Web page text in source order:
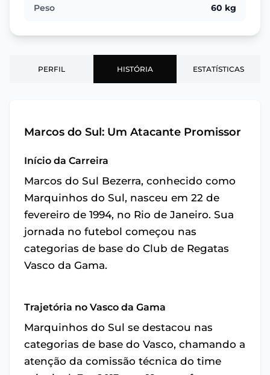
Peso 60 kg
PERFIL HISTÓRIA ESTATÍSTICAS
Marcos do Sul: Um Atacante Promissor
Início da Carreira
Marcos do Sul Bezerra, conhecido como
Marquinhos do Sul, nasceu em 22 de
fevereiro de 1994, no Rio de Janeiro. Sua
jornada no futebol começou nas
categorias de base do Club de Regatas
Vasco da Gama.
Trajetória no Vasco da Gama
Marquinhos do Sul se destacou nas
categorias de base do Vasco, chamando a
atenção da comissão técnica do time